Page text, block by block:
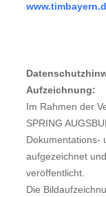
Aufzeichnung:
Im Rahmen der
SPRING
Dokumentations-
aufgezeichnet
veröffentlicht.
Die